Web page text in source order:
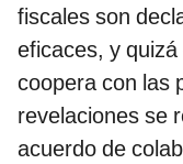
fiscales son
eficaces, y
coopera con las
revelaciones se
acuerdo de